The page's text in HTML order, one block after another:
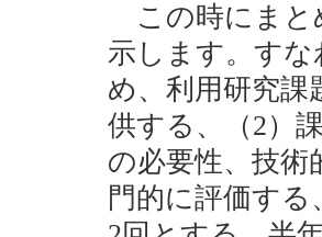
この時にまと
示します。すな
め、利用研究課
供する、（2）
の必要性、技術
門的に評価す